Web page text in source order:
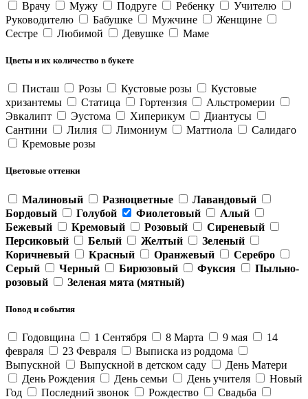
Врачу Мужу Подруге Ребенку
Учителю
Руководителю
Бабушке Мужчине
Женщине
Сестре
Любимой Девушке Маме
Цветы и их количество в букете
Писташ Розы Кустовые розы
Кустовые
хризантемы
Статица Гортензия
Альстромерии
Эвкалипт
Эустома Хиперикум
Диантусы
Сантини
Лилия Лимониум Маттиола
Салидаго
Кремовые розы
Цветовые оттенки
Малиновый Разноцветные
Лавандовый
Бордовый
Голубой Фиолетовый
Алый
Бежевый
Кремовый Розовый
Сиреневый
Персиковый
Белый Желтый
Зеленый
Коричневый
Красный Оранжевый
Серебро
Серый
Черный Бирюзовый Фуксия
Пыльно-
розовый
Зеленая мята (мятный)
Повод и события
Годовщина 1 Сентября 8 Марта 9 мая
14
февраля
23 Февраля
Выписка из роддома
Выпускной
Выпускной в детском саду
День Матери
День Рождения
День семьи День учителя
Новый
Год
Последний звонок Рождество
Свадьба